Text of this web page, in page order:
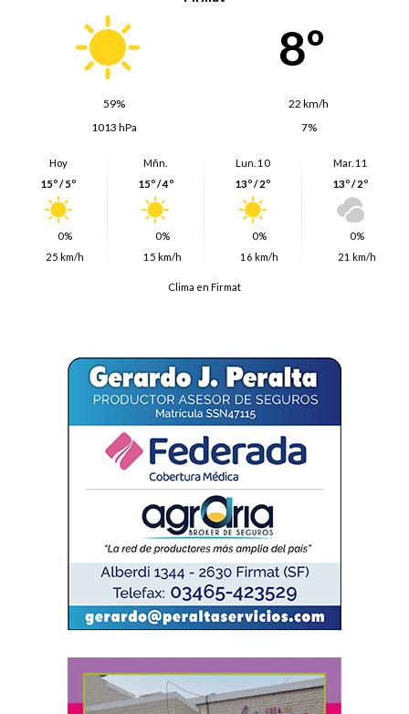
8º
59%
22 km/h
1013 hPa
7%
Hoy
15º / 5º
0%
25 km/h
Mñn.
15º / 4º
0%
15 km/h
Lun. 10
13º / 2º
0%
16 km/h
Mar. 11
13º / 2º
0%
21 km/h
Clima en Firmat